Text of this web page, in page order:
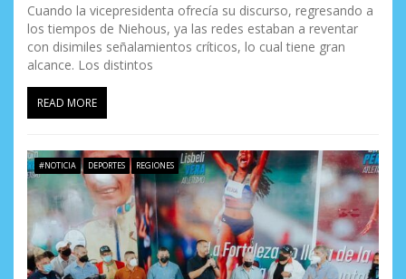
Cuando la vicepresidenta ofrecía su discurso, regresando a
los tiempos de Niehous, ya las redes estaban a reventar
con disimiles señalamientos críticos, lo cual tiene gran
alcance. Los distintos
READ MORE
#NOTICIA DEPORTES REGIONES